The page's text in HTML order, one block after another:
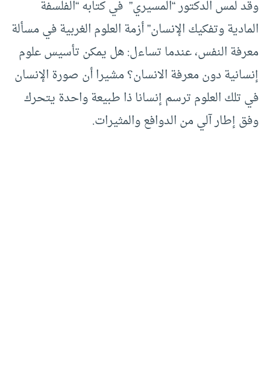
وقد لمس الدكتور “المسيري” في كتابه “الفلسفة
المادية وتفكيك الإنسان” أزمة العلوم الغربية في مسألة
معرفة النفس، عندما تساءل: هل يمكن تأسيس علوم
إنسانية دون معرفة الانسان؟ مشيرا أن صورة الإنسان
في تلك العلوم ترسم إنسانا ذا طبيعة واحدة يتحرك
وفق إطار آلي من الدوافع والمثيرات.